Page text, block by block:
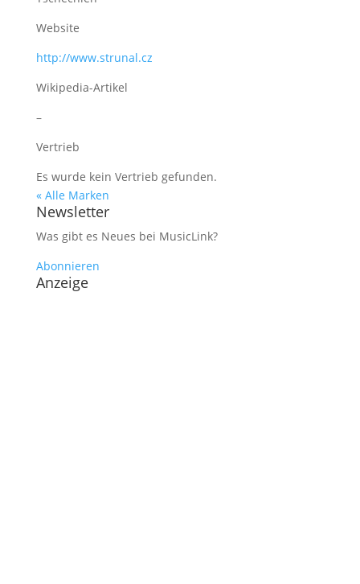
Website
http://www.strunal.cz
Wikipedia-Artikel
–
Vertrieb
Es wurde kein Vertrieb gefunden.
« Alle Marken
Newsletter
Was gibt es Neues bei MusicLink?
Abonnieren
Anzeige